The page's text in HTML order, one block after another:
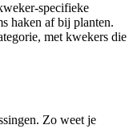
specifieke
haken af bij planten.
met kwekers die
Zo weet je